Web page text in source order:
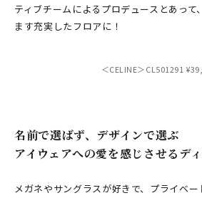
ティブチームによるプロデュースとあって
ます充実したフロアに！
＜CELINE＞CL501291
名前で選ばず、デザインで選ぶ
アイウェアへの愛を感じさせるデ
メガネやサングラスが好きで、プライベ